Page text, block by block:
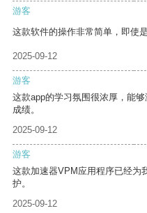
游客
这款软件的操作非常简单，即使
2025-09-12
游客
这款app的学习氛围很浓厚，能
成绩。
2025-09-12
游客
这款加速器VPM应用程序已经为
护。
2025-09-12